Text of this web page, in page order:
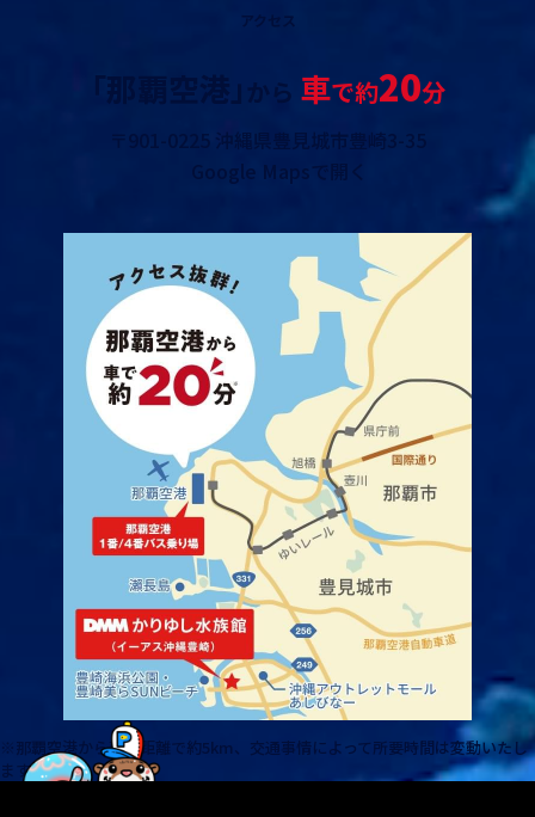
アクセス
｢那覇空港｣ から 車で約20分
〒901-0225 沖縄県豊見城市豊崎3-35
Google Mapsで開く
那覇空港から直線距離で約5km、交通事情によって所要時間は変動いたし
ます。